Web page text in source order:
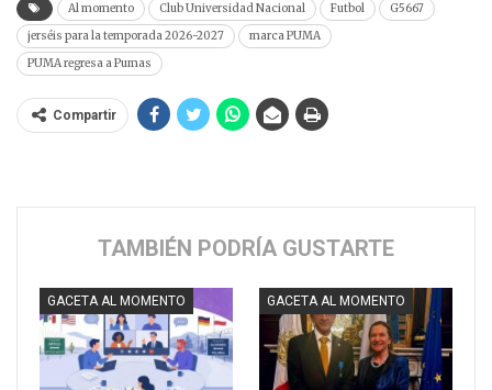
Al momento Club Universidad Nacional Futbol
G5667
jerséis para la temporada 2026-2027
marca PUMA
PUMA regresa a Pumas
Compartir
TAMBIÉN PODRÍA GUSTARTE
GACETA AL MOMENTO GACETA AL MOMENTO